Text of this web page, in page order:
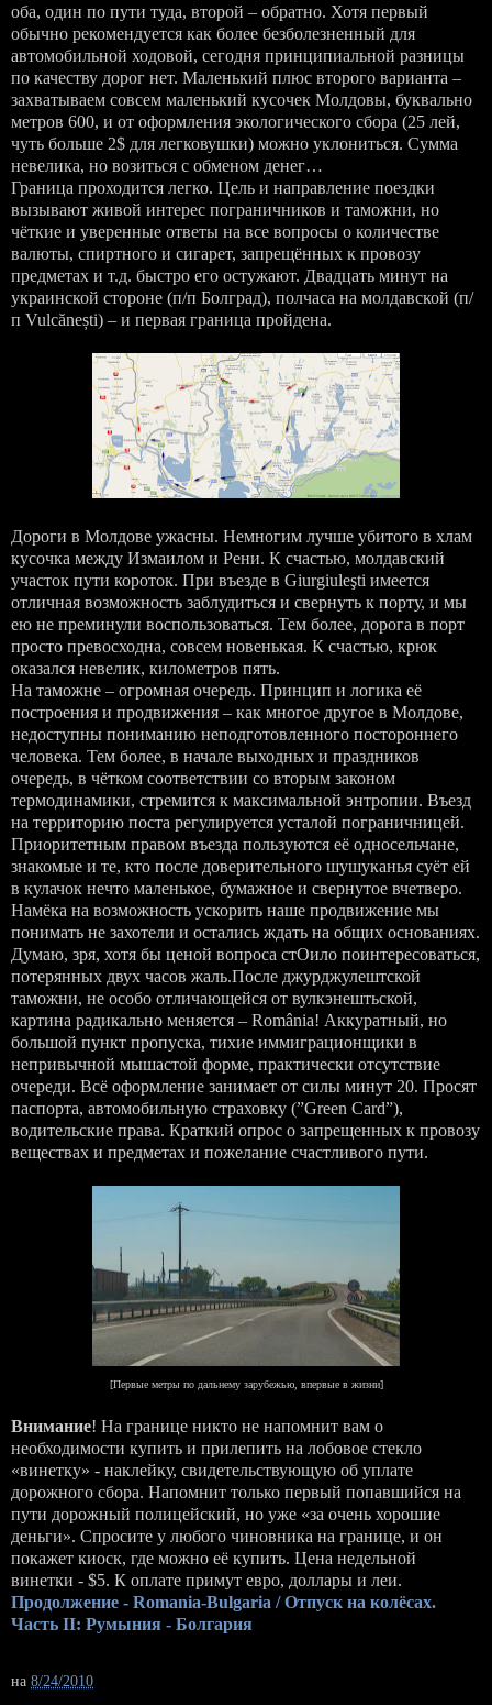
оба, один по пути туда, второй – обратно. Хотя первый
обычно рекомендуется как более безболезненный для
автомобильной ходовой, сегодня принципиальной разницы
по качеству дорог нет. Маленький плюс второго варианта –
захватываем совсем маленький кусочек Молдовы, буквально
метров 600, и от оформления экологического сбора (25 лей,
чуть больше 2$ для легковушки) можно уклониться. Сумма
невелика, но возиться с обменом денег…
Граница проходится легко. Цель и направление поездки
вызывают живой интерес пограничников и таможни, но
чёткие и уверенные ответы на все вопросы о количестве
валюты, спиртного и сигарет, запрещённых к провозу
предметах и т.д. быстро его остужают. Двадцать минут на
украинской стороне (п/п Болград), полчаса на молдавской (п/
п Vulcănești) – и первая граница пройдена.
Дороги в Молдове ужасны. Немногим лучше убитого в хлам
кусочка между Измаилом и Рени. К счастью, молдавский
участок пути короток. При въезде в Giurgiuleşti имеется
отличная возможность заблудиться и свернуть к порту, и мы
ею не преминули воспользоваться. Тем более, дорога в порт
просто превосходна, совсем новенькая. К счастью, крюк
оказался невелик, километров пять.
На таможне – огромная очередь. Принцип и логика её
построения и продвижения – как многое другое в Молдове,
недоступны пониманию неподготовленного постороннего
человека. Тем более, в начале выходных и праздников
очередь, в чётком соответствии со вторым законом
термодинамики, стремится к максимальной энтропии. Въезд
на территорию поста регулируется усталой пограничницей.
Приоритетным правом въезда пользуются её односельчане,
знакомые и те, кто после доверительного шушуканья суёт ей
в кулачок нечто маленькое, бумажное и свернутое вчетверо.
Намёка на возможность ускорить наше продвижение мы
понимать не захотели и остались ждать на общих основаниях.
Думаю, зря, хотя бы ценой вопроса стОило поинтересоваться,
потерянных двух часов жаль.После джурджулештской
таможни, не особо отличающейся от вулкэнештьской,
картина радикально меняется – România! Аккуратный, но
большой пункт пропуска, тихие иммиграционщики в
непривычной мышастой форме, практически отсутствие
очереди. Всё оформление занимает от силы минут 20. Просят
паспорта, автомобильную страховку (”Green Card”),
водительские права. Краткий опрос о запрещенных к провозу
веществах и предметах и пожелание счастливого пути.
[Первые метры по дальнему зарубежью, впервые в жизни]
Внимание! На границе никто не напомнит вам о
необходимости купить и прилепить на лобовое стекло
«винетку» - наклейку, свидетельствующую об уплате
дорожного сбора. Напомнит только первый попавшийся на
пути дорожный полицейский, но уже «за очень хорошие
деньги». Спросите у любого чиновника на границе, и он
покажет киоск, где можно её купить. Цена недельной
винетки - $5. К оплате примут евро, доллары и леи.
Продолжение - Romania-Bulgaria / Отпуск на колёсах.
Часть II: Румыния - Болгария
на 8/24/2010